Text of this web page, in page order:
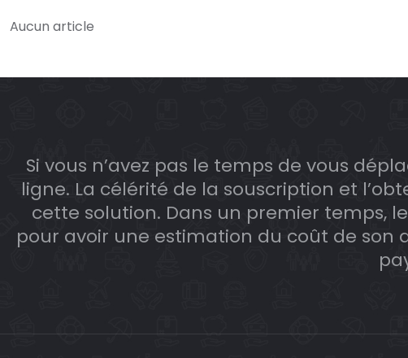
Aucun article
Si vous n’avez pas le temps de vous
ligne. La célérité de la souscription et
cette solution. Dans un premier temps,
pour avoir une estimation du coût de son